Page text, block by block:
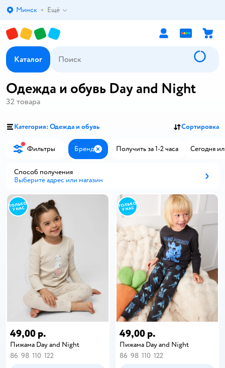
Выбор адреса доставки.
Минск Ещё
Каталог
Одежда и обувь Day and Night
32 товара
Категория: Одежда и обувь Сортировка
Фильтры Бренд ЗакрытьПолучить за 1-2 часа Сегодня
Способ получения
Выберите адрес или магазин
49,00 р.
Пижама Day and Night
86 98 110 122
49,00 р.
Пижама Day and Night
86 98 110 122